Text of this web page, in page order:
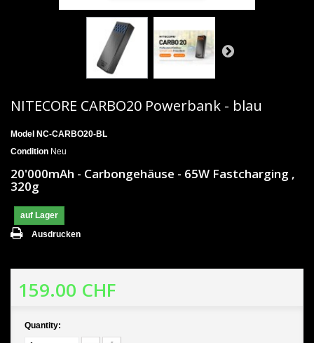
NITECORE CARBO20 Powerbank - blau
Model NC-CARBO20-BL
Condition Neu
20'000mAh - Carbongehäuse - 65W Fastcharging ,
320g
auf Lager
Ausdrucken
159.00 CHF
Quantity: